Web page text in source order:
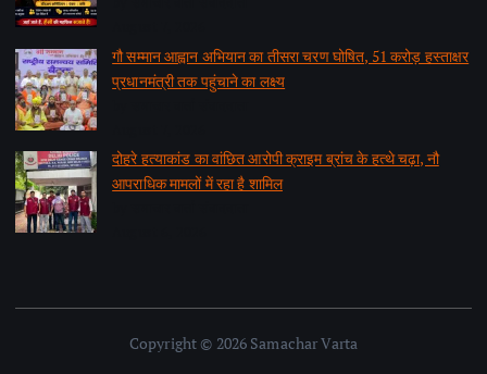
गौ सम्मान आह्वान अभियान का तीसरा चरण घोषित, 51 करोड़ हस्ताक्षर
प्रधानमंत्री तक पहुंचाने का लक्ष्य
दोहरे हत्याकांड का वांछित आरोपी क्राइम ब्रांच के हत्थे चढ़ा, नौ
आपराधिक मामलों में रहा है शामिल
Copyright © 2026 Samachar Varta